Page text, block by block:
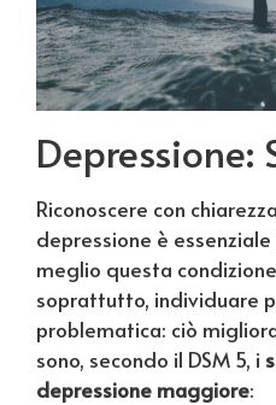
Depressione:
Riconoscere con
depressione è
meglio questa
soprattutto, individuare
problematica: ciò
sono, secondo il DSM 5, i
depressione maggiore: